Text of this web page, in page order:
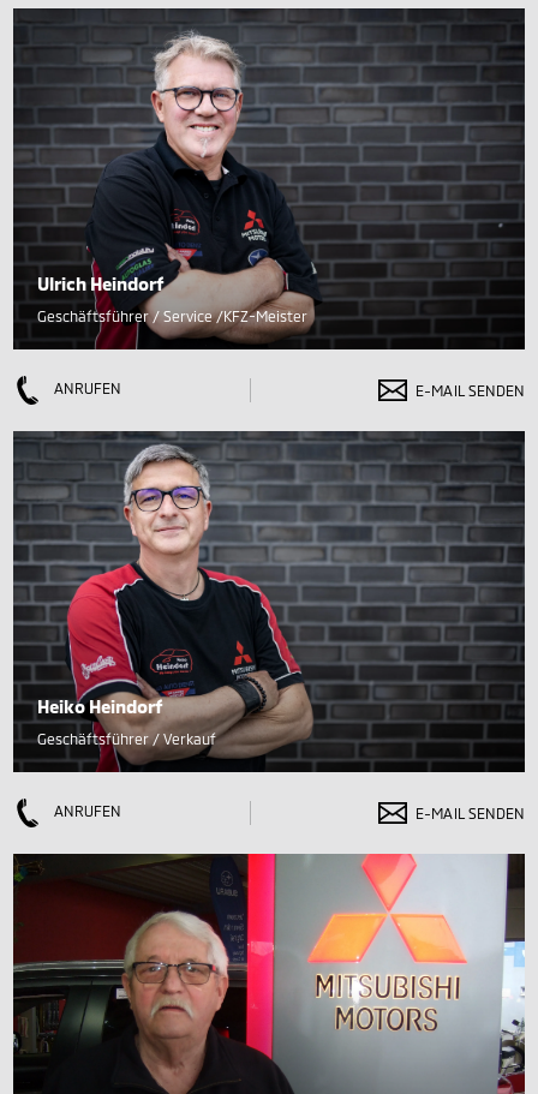
Ulrich Heindorf
Geschäftsführer / Service /KFZ-Meister
ANRUFEN E-MAIL SENDEN
Heiko Heindorf
Geschäftsführer / Verkauf
ANRUFEN E-MAIL SENDEN